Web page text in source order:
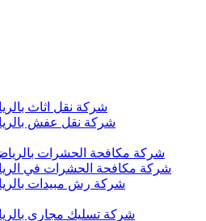
شركة نقل اثاث بالرياض
شركة نقل عفش بالرياض
شركة مكافحة الحشرات بالرياض –
شركة مكافحة الحشرات في الرياض
شركة رش مبيدات بالرياض
شركة تسليك مجاري بالرياض